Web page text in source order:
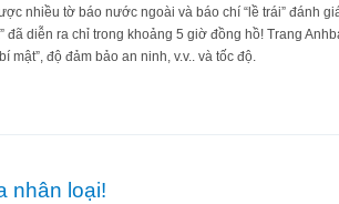
nhiều tờ báo nước ngoài và báo chí “lề trái” đánh
diễn ra chỉ trong khoảng 5 giờ đồng hồ! Trang
mật”, độ đảm bảo an ninh, v.v.. và tốc độ.
nhân loại!